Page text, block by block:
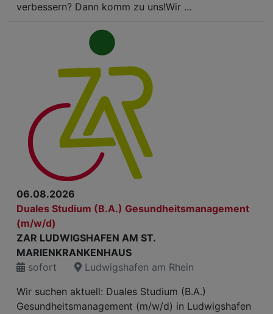
verbessern? Dann komm zu uns!Wir ...
06.08.2026
Duales Studium (B.A.) Gesundheitsmanagement
(m/w/d)
ZAR LUDWIGSHAFEN AM ST.
MARIENKRANKENHAUS
sofort
Ludwigshafen am Rhein
Wir suchen aktuell: Duales Studium (B.A.)
Gesundheitsmanagement (m/w/d) in Ludwigshafen